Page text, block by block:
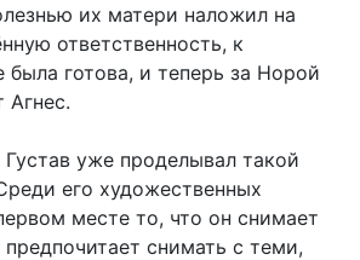
их матери наложил на
ответственность, к
была готова, и теперь за Норой
Агнес.
Густав уже проделывал такой
его художественных
месте то, что он снимает
снимать с теми,